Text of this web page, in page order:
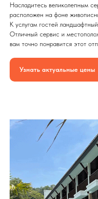
Насладитесь великолепным
расположен на фоне
К услугам гостей
Отличный сервис и
вам точно понравится этот
Узнать актуальные цены